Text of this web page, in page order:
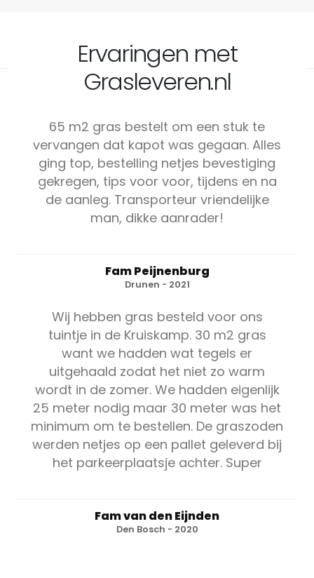
Ervaringen met
Grasleveren.nl
65 m2 gras bestelt om een stuk te
vervangen dat kapot was gegaan. Alles
ging top, bestelling netjes bevestiging
gekregen, tips voor voor, tijdens en na
de aanleg. Transporteur vriendelijke
man, dikke aanrader!
Fam Peijnenburg
Drunen - 2021
Wij hebben gras besteld voor ons
tuintje in de Kruiskamp. 30 m2 gras
want we hadden wat tegels er
uitgehaald zodat het niet zo warm
wordt in de zomer. We hadden eigenlijk
25 meter nodig maar 30 meter was het
minimum om te bestellen. De graszoden
werden netjes op een pallet geleverd bij
het parkeerplaatsje achter. Super
Fam van den Eijnden
Den Bosch - 2020